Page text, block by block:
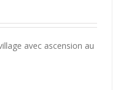
avec ascension au